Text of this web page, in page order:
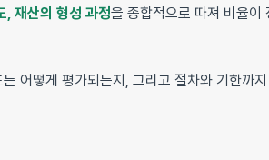
, 재산의 형성 과정을 종합적으로 따져 비율이
어떻게 평가되는지, 그리고 절차와 기한까